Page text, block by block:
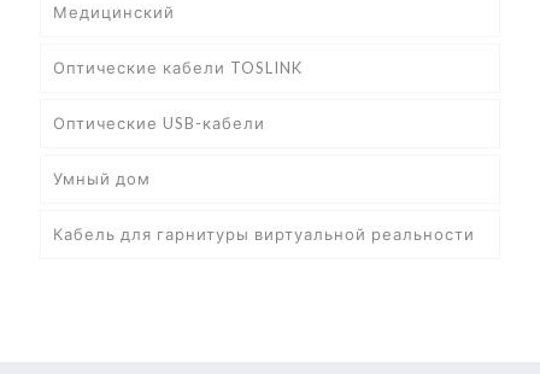
Медицинский
Оптические кабели TOSLINK
Оптические USB-кабели
Умный дом
Кабель для гарнитуры виртуальной реальности